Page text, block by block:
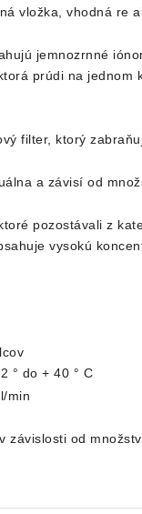
vložka, vhodná re
jemnozrnné
prúdi na
filter, ktorý
a závisí od
pozostávali z
vysokú
° do + 40 ° С
min
závislosti od